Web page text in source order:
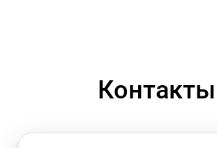
Контакты